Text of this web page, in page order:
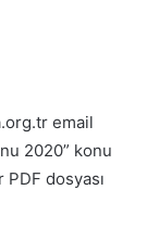
email
2020” konu
PDF dosyası